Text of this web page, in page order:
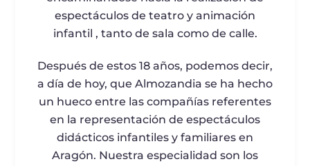
espectáculos de teatro y animación
infantil , tanto de sala como de calle.
Después de estos 18 años, podemos decir,
a día de hoy, que Almozandia se ha hecho
un hueco entre las compañías referentes
en la representación de espectáculos
didácticos infantiles y familiares en
Aragón. Nuestra especialidad son los